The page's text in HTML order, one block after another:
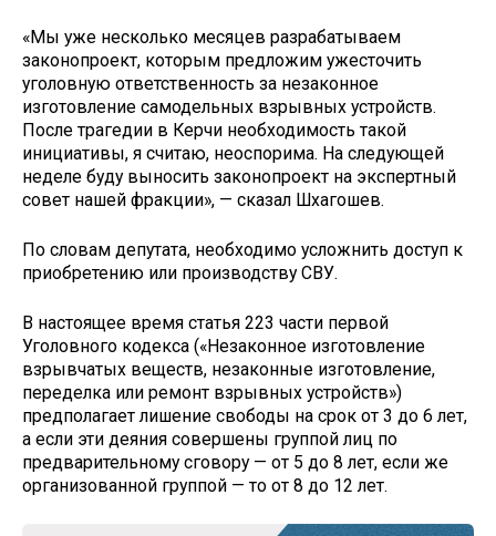
«Мы уже несколько месяцев разрабатываем
законопроект, которым предложим ужесточить
уголовную ответственность за незаконное
изготовление самодельных взрывных устройств.
После трагедии в Керчи необходимость такой
инициативы, я считаю, неоспорима. На следующей
неделе буду выносить законопроект на экспертный
совет нашей фракции», — сказал Шхагошев.
По словам депутата, необходимо усложнить доступ к
приобретению или производству СВУ.
В настоящее время статья 223 части первой
Уголовного кодекса («Незаконное изготовление
взрывчатых веществ, незаконные изготовление,
переделка или ремонт взрывных устройств»)
предполагает лишение свободы на срок от 3 до 6 лет,
а если эти деяния совершены группой лиц по
предварительному сговору — от 5 до 8 лет, если же
организованной группой — то от 8 до 12 лет.